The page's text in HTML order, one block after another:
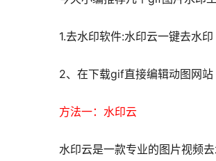
1.去水印软件:水印云一键去水印
2、在下载gif直接编辑动图网站
方法一：水印云
水印云是一款专业的图片视频